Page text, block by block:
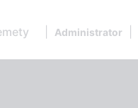
Administrator